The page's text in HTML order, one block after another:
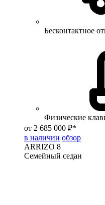
Бесконтактное
Физические
от 2 685 000 ₽*
в наличии обзор
ARRIZO 8
Семейный седан